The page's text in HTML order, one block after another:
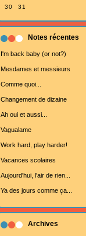
30
31
Notes récentes
I'm back baby (or not?)
Mesdames et messieurs
Comme quoi...
Changement de dizaine
Ah oui et aussi...
Vagualame
Work hard, play harder!
Vacances scolaires
Aujourd'hui, l'air de rien...
Ya des jours comme ça...
Archives